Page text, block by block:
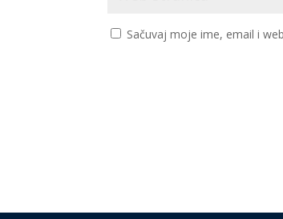
Sačuvaj moje ime, email i